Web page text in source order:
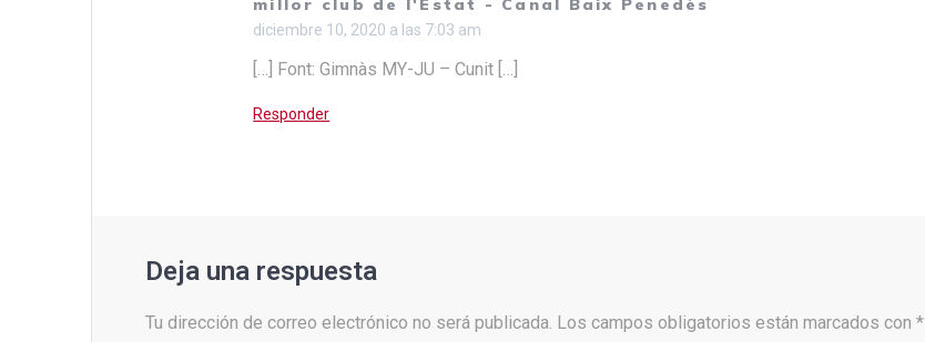
millor club de l'Estat - Canal Baix Penedès
diciembre 10, 2020 a las 7:03 am
[…] Font: Gimnàs MY-JU – Cunit […]
Responder
Deja una respuesta
Tu dirección de correo electrónico no será publicada. Los campos obligatorios están marcados con*